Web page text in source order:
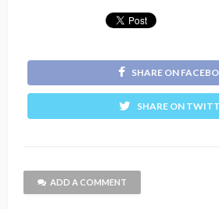
SHARE ON
SHARE ON
ADD A COMMENT